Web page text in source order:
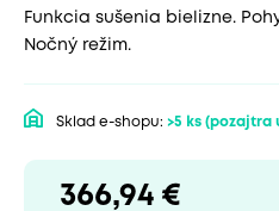
Funkcia sušenia bielizne.
Nočný režim.
Sklad e-shopu: >5 ks (pozajtra
366,94 €